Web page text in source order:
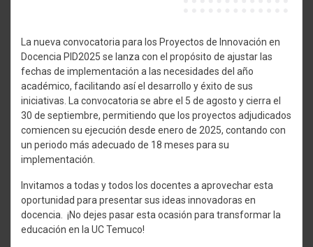
La nueva convocatoria para los Proyectos de Innovación en
Docencia PID2025 se lanza con el propósito de ajustar las
fechas de implementación a las necesidades del año
académico, facilitando así el desarrollo y éxito de sus
iniciativas. La convocatoria se abre el 5 de agosto y cierra el
30 de septiembre, permitiendo que los proyectos adjudicados
comiencen su ejecución desde enero de 2025, contando con
un periodo más adecuado de 18 meses para su
implementación.
Invitamos a todas y todos los docentes a aprovechar esta
oportunidad para presentar sus ideas innovadoras en
docencia. ¡No dejes pasar esta ocasión para transformar la
educación en la UC Temuco!